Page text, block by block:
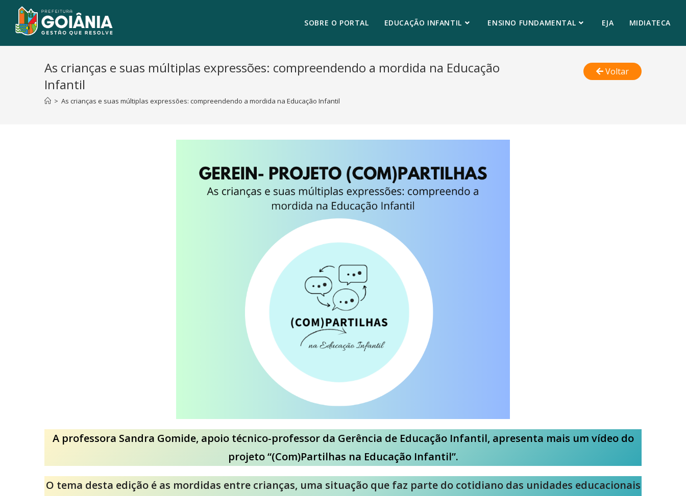
SOBRE O PORTAL EDUCAÇÃO INFANTIL ENSINO FUNDAMENTAL EJA MIDIATECA
As crianças e suas múltiplas expressões: compreendendo a mordida na Educação
Infantil
> As crianças e suas múltiplas expressões: compreendendo a mordida na Educação Infantil
Voltar
A professora Sandra Gomide, apoio técnico-professor da Gerência de Educação Infantil, apresenta mais um vídeo do
projeto “(Com)Partilhas na Educação Infantil”.
O tema desta edição é as mordidas entre crianças, uma situação que faz parte do cotidiano das unidades educacionais